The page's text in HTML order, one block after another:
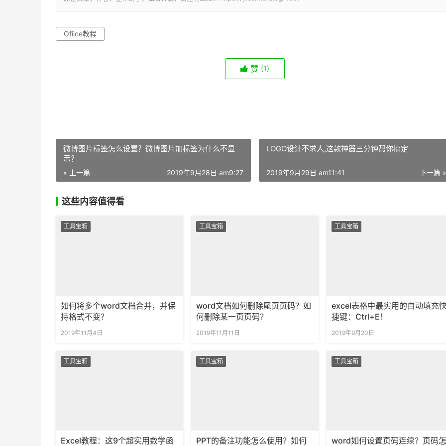
Ofiice教程
赞 (1)
微博图片标签怎么设置？微博图片加标签为什么不显
示？
« 上一篇 2019年9月28日 am9:27
LOGO设计不求人,这款神器三分钟帮你搞定
下一篇 »
2019年9月29日 am11:41
这些内容值得看
工具宝箱
如何将多个word文档合并，并保
持格式不变？
2019年11月4日
工具宝箱
word文档如何删除尾页页码？如
何删除某一页页码？
2019年11月11日
工具宝箱
excel表格中最实用的自动填充
捷键：Ctrl+E！
2019年9月20日
工具宝箱
Excel教程：这9个超实用数学函
工具宝箱
PPT的备注功能怎么使用？如何
工具宝箱
word如何设置页码连续？页码怎